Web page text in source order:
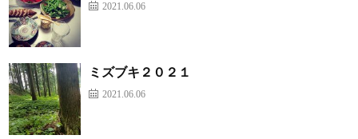
2021.06.06
ミズブキ２０２１
2021.06.06